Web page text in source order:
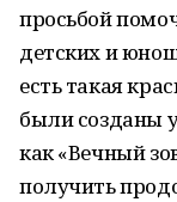
просьбой
детских и
есть такая
были созданы
как «Вечный
получить